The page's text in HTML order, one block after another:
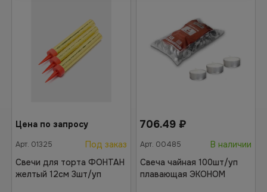
Цена по запросу
Арт. 01325
Под заказ
Свечи для торта ФОНТАН
желтый 12см 3шт/уп
706.49 ₽
Арт. 00485
В наличии
Свеча чайная 100шт/уп
плавающая ЭКОНОМ